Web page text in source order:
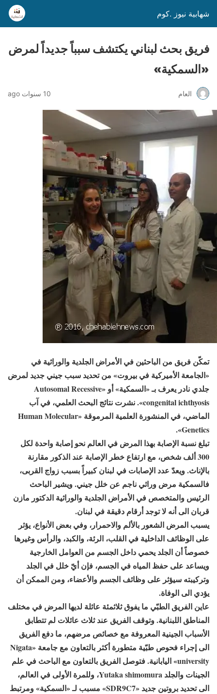
شهابية نيوز .كوم
فريق بحث لبناني يكتشف سبباً جديداً لمرض
«السمكية»
العام 10 سنوات ago
تمكّن فريق من الباحثين في الأمراض الجلدية والوراثية في
«الجامعة الأميركية في بيروت» من تحديد سبب جيني جديد لمرض
جلدي نادر يعرف بـ «السمكية» أو Autosomal Recessive»
congenital ichthyosis». نشرت نتائج البحث العلمي، في آب
الماضي، في المنشورة العلمية المرموقة Human Molecular»
Genetics».
تبلغ نسبة الإصابة بهذا المرض في العالم نحو إصابة واحدة لكل
300 ألف شخص، مع ارتفاع خطر الإصابة عند الذكور مقارنة
بالإناث. ويعدّ عدد الإصابات في لبنان كبيراً بسبب زواج القربى،
فالسمكية مرض وراثي ناجم عن خلل جيني. ويشير الباحث
الرئيس والمتخصص في الأمراض الجلدية والوراثية الدكتور مازن
قربان الى أنه لا توجد أرقام دقيقة في لبنان.
يسبب المرض الشعور بالألم والاحمرار، وفي بعض الأنواع، يؤثر
على الوظائف الداخلية في القلب، الرئة، والكبد، والرأس وغيرها
خصوصاً أن الجلد يحمي داخل الجسم من العوامل الخارجية
ويساعد على حفظ المياه في الجسم، فإن أيّ خلل في الجلد
وتركيبته سيؤثر على وظائف الجسم والأعضاء، ومن الممكن أن
يؤدي الى الوفاة.
عاين الفريق الطبّي ما يفوق ثلاثمئة عائلة لديها المرض في مختلف
المناطق اللبنانية. وتوقف الفريق عند ثلاث عائلات لم تتطابق
الأسباب الجينية المعروفة مع خصائص مرضهم، ما دفع الفريق
الى إجراء فحوص طبّية متطورة أكثر بالتعاون مع جامعة Nigata»
university» اليابانية. فتوصل الفريق بالتعاون مع الباحث في علم
الجينات والجلد Yutaka shimomura، وللمرة الأولى في العالم،
الى تحديد بروتين جديد «SDR9C7» مسبب لـ «السمكية» ومرتبط